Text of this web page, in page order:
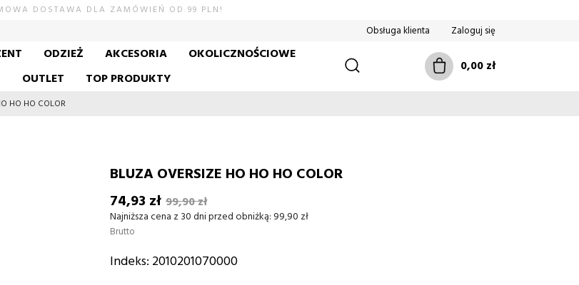
DOSTAWA DLA ZAMÓWIEŃ OD 99 PLN!
Obsługa klienta Zaloguj się
ODZIEŻ AKCESORIA
OKOLICZNOŚCIOWE
OUTLET
TOP PRODUKTY
0,00 zł
HO HO COLOR
BLUZA OVERSIZE HO HO HO COLOR
74,93 zł 99,90 zł
Najniższa cena z 30 dni przed obniżką: 99,90 zł
Brutto
Indeks: 2010201070000